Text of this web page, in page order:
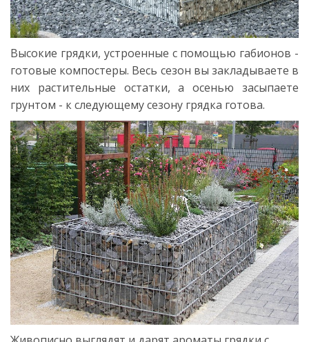
Высокие грядки, устроенные с помощью габионов -
готовые компостеры. Весь сезон вы закладываете в
них растительные остатки, а осенью засыпаете
грунтом - к следующему сезону грядка готова.